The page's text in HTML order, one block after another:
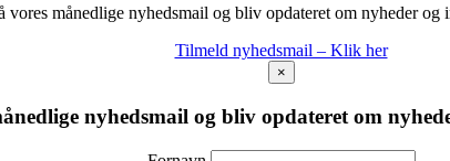
vores månedlige nyhedsmail og bliv opdateret om nyheder og
Tilmeld nyhedsmail – Klik her
×
nyhedsmail og bliv opdateret om